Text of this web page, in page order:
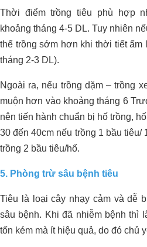
Thời điểm trồng tiêu phù hợp
khoảng tháng 4-5 DL. Tuy nhiên
thể trồng sớm hơn khi thời tiết ấm
tháng 2-3 DL).
Ngoài ra, nếu trồng dặm – trồng
muộn hơn vào khoảng tháng 6
nên tiến hành chuẩn bị hố trồng,
30 đến 40cm nếu trồng 1 bầu tiêu/
trồng 2 bầu tiêu/hố.
5. Phòng trừ sâu bệnh tiêu
Tiêu là loại cây nhạy cảm và dễ
sâu bệnh. Khi đã nhiễm bệnh thì
tốn kém mà ít hiệu quả, do đó chủ
Giải Pháp Xử Lý
ORGANIC